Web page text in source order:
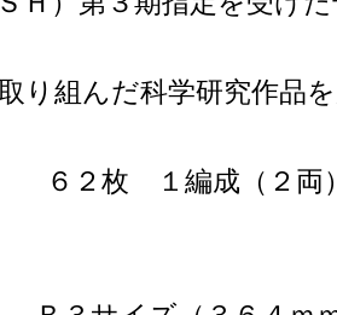
学研究作品を展
２枚 １編成（２両